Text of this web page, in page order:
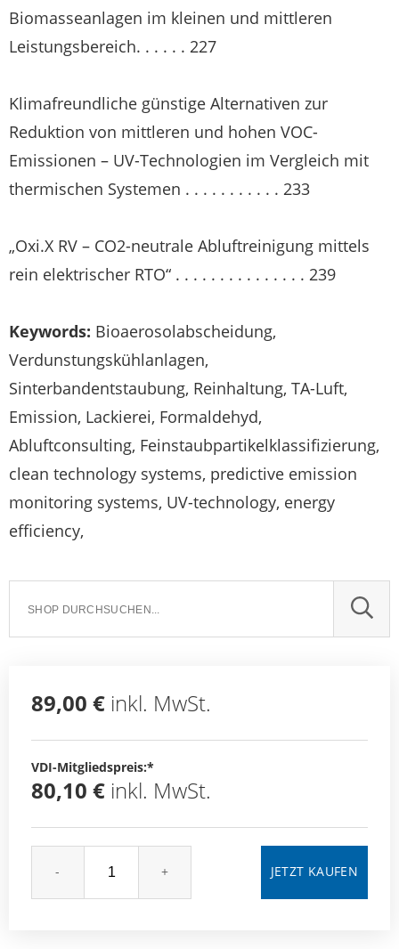
Biomasseanlagen im kleinen und mittleren
Leistungsbereich. . . . . . 227
Klimafreundliche günstige Alternativen zur
Reduktion von mittleren und hohen VOC-
Emissionen – UV-Technologien im Vergleich mit
thermischen Systemen . . . . . . . . . . . 233
„Oxi.X RV – CO2-neutrale Abluftreinigung mittels
rein elektrischer RTO“ . . . . . . . . . . . . . . . 239
Keywords: Bioaerosolabscheidung,
Verdunstungskühlanlagen,
Sinterbandentstaubung, Reinhaltung, TA-Luft,
Emission, Lackierei, Formaldehyd,
Abluftconsulting, Feinstaubpartikelklassifizierung,
clean technology systems, predictive emission
monitoring systems, UV-technology, energy
efficiency,
89,00 € inkl. MwSt.
VDI-Mitgliedspreis:*
80,10 € inkl. MwSt.
- +